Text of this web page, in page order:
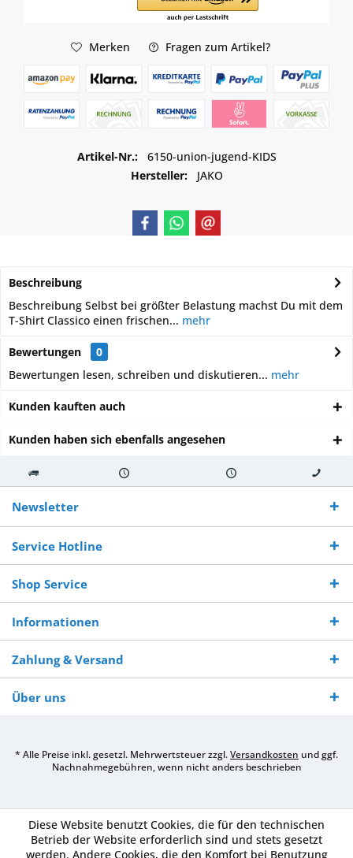
Merken Fragen zum Artikel?
Artikel-Nr.:
6150-union-jugend-KIDS
Hersteller:
JAKO
Beschreibung
Beschreibung Selbst bei größter Belastung machst Du mit dem
T-Shirt Classico einen frischen... mehr
Bewertungen
0
Bewertungen lesen, schreiben und diskutieren... mehr
Kunden kauften auch
Kunden haben sich ebenfalls angesehen
Kostenloser
Versand ab €
250,-
Versand innerhalb von Versand von So erreichen
Sie uns 0160
970 511 90
Newsletter
Service Hotline
Shop Service
Informationen
Zahlung & Versand
Über uns
* Alle Preise inkl. gesetzl. Mehrwertsteuer zzgl.Versandkosten und ggf.
Nachnahmegebühren, wenn nicht anders beschrieben
Diese Website benutzt Cookies, die für den technischen
Betrieb der Website erforderlich sind und stets gesetzt
werden. Andere Cookies, die den Komfort bei Benutzung